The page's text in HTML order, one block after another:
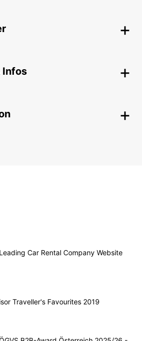
Infos
Car Rental Company Website
Traveller's Favourites 2019